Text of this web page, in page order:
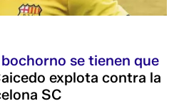
se tienen que
explota contra la
SC